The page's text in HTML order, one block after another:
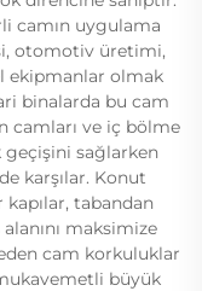
camın uygulama
otomotiv üretimi,
ekipmanlar olmak
binalarda bu cam
camları ve iç bölme
geçişini sağlarken
karşılar. Konut
kapılar, tabandan
maksimize
cam korkuluklar
büyük